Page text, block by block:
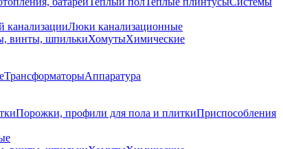
канализацииЛюки канализационные
винты, шпилькиХомутыХимические
ТрансформаторыАппаратура
Порожки, профили для пола и плиткиПриспособления